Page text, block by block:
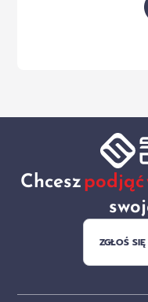
Chceszpodjąć
ZGŁOŚ